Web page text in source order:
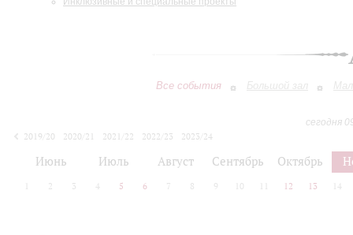
Все события Большой зал
сегодня
2019/20
2020/21 2021/22 2022/23
2023/24
Июнь Июль Август Сентябрь Октябрь
2 3 4 5 6 7 8 9 10 12 13 14